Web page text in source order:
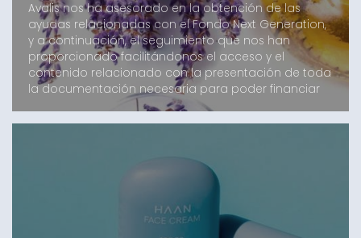
Avalis nos ha asesorado en la obtención de las
ayudas relacionadas con el Fondo Next Generation,
y a continuación, el seguimiento que nos han
proporcionado facilitándonos el acceso y el
contenido relacionado con la presentación de toda
la documentación necesaria para poder financiar
los proyectos de inversión del año en curso.